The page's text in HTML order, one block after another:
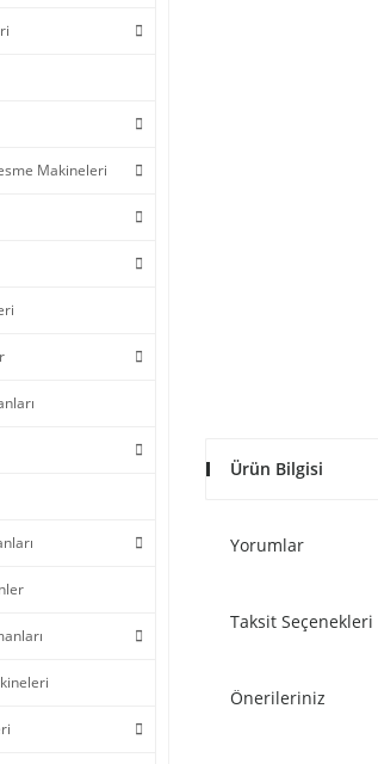
Makineleri
Ürün Bilgisi
Yorumlar
Taksit Seçenekleri
Önerileriniz